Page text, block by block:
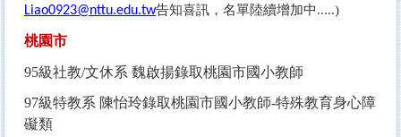
Liao0923@nttu.edu.tw告知喜訊，名單陸續增加中.....)
桃園市
95級社教/文休系 魏啟揚錄取桃園市國小教師
97級特教系 陳怡玲錄取桃園市國小教師-特殊教育身心障
礙類